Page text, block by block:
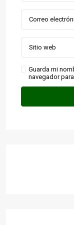
Guarda mi
navegador